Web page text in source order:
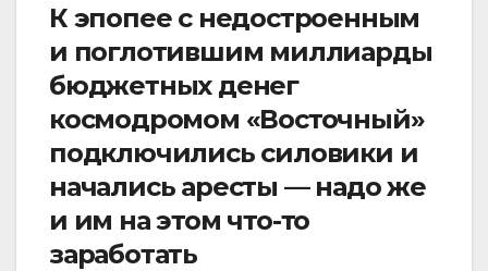
К эпопее с недостроенным
и поглотившим миллиарды
бюджетных денег
космодромом «Восточный»
подключились силовики и
начались аресты — надо же
и им на этом что-то
заработать